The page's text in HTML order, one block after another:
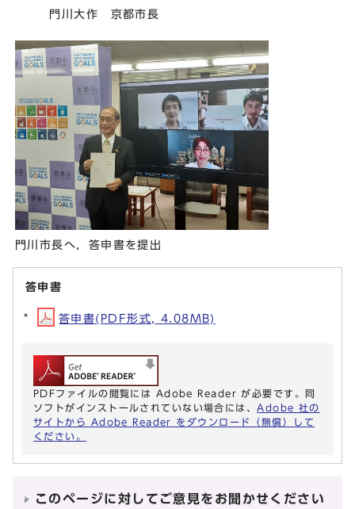
門川大作 京都市長
門川市長へ，答申書を提出
答申書
答申書(PDF形式, 4.08MB)
PDFファイルの閲覧には Adobe Reader が必要です。同
ソフトがインストールされていない場合には、 Adobe 社の
サイトから Adobe Reader をダウンロード（無償）して
ください。
このページに対してご意見をお聞かせください